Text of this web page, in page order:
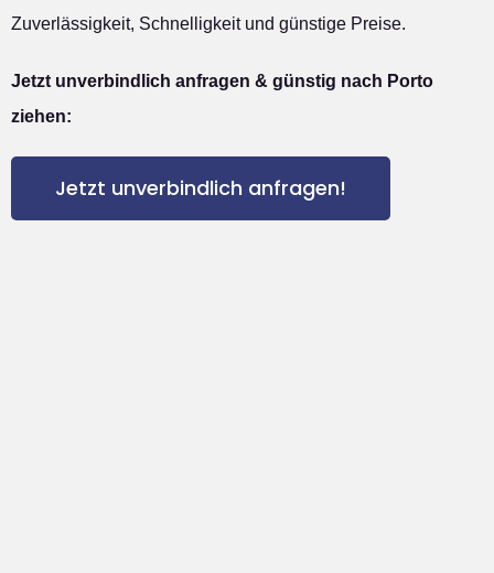
Zuverlässigkeit, Schnelligkeit und günstige Preise.
Jetzt unverbindlich anfragen & günstig nach Porto
ziehen:
Jetzt unverbindlich anfragen!